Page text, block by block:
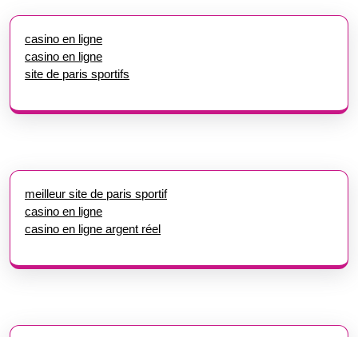
casino en ligne
casino en ligne
site de paris sportifs
meilleur site de paris sportif
casino en ligne
casino en ligne argent réel